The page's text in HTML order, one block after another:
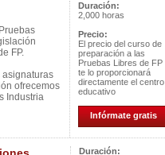
FP.
asignaturas
ofrecemos
Industria
Duración:
2,000 horas
Precio:
El precio del curso de
preparación a las
Pruebas Libres de FP
te lo proporcionará
directamente el centro
educativo
Infórmate gratis
Duración: